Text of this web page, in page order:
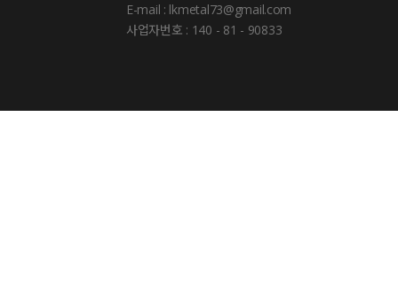
E-mail : lkmetal73@gmail.com
사업자번호 : 140 - 81 - 90833